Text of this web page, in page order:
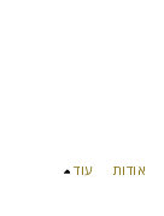
אודות עוד